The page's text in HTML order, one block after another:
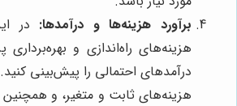
برآورد هزینه‌ها و درآمدها: در
هزینه‌های راه‌اندازی و بهره‌برداری
درآمد‌های احتمالی را پیش‌بینی
هزینه‌های ثابت و متغیر، و